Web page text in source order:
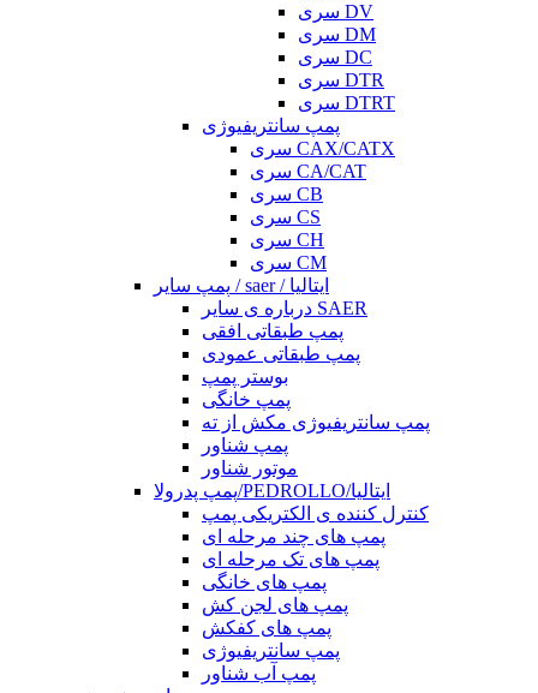
سری DV
سری DM
سری DC
سری DTR
سری DTRT
پمپ سانتریفیوژی
سری CAX/CATX
سری CA/CAT
سری CB
سری CS
سری CH
سری CM
پمپ سایر / saer / ایتالیا
درباره ی سایر SAER
پمپ طبقاتی افقی
پمپ طبقاتی عمودی
بوستر پمپ
پمپ خانگی
پمپ سانتریفیوژی مکش از ته
پمپ شناور
موتور شناور
پمپ پدرولا/PEDROLLO/ایتالیا
کنترل کننده ی الکتریکی پمپ
پمپ های چند مرحله ای
پمپ های تک مرحله ای
پمپ های خانگی
پمپ های لجن کش
پمپ های کفکش
پمپ سانتریفیوژی
پمپ آب شناور